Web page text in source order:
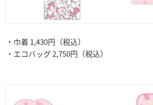
・巾着 1,430円（税込）
・エコバッグ 2,750円（税込）